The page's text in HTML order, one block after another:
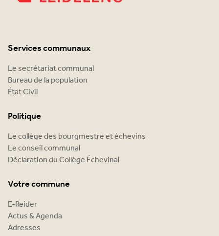
Services communaux
Le secrétariat communal
Bureau de la population
État Civil
Politique
Le collège des bourgmestre et échevins
Le conseil communal
Déclaration du Collège Échevinal
Votre commune
E-Reider
Actus & Agenda
Adresses